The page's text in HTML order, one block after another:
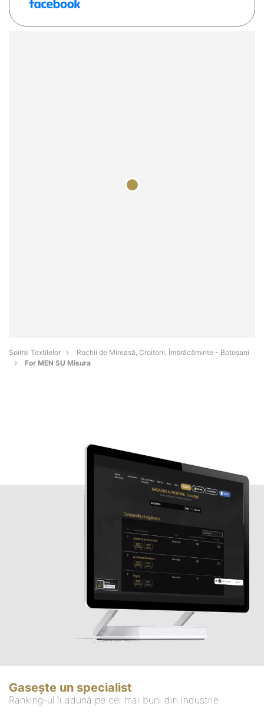
Șoimii Textilelor
Rochii de Mireasă, Croitorii, Îmbrăcăminte - Botoşani
For MEN SU Misura
Gasește un specialist
Ranking-ul îi adună pe cei mai buni din industrie